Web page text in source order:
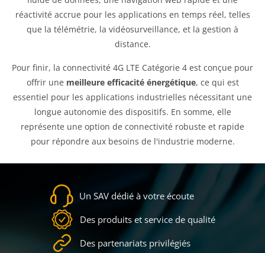
réactivité accrue pour les applications en temps réel, telles
que la télémétrie, la vidéosurveillance, et la gestion à
distance.
Pour finir, la connectivité 4G LTE Catégorie 4 est conçue pour
offrir une meilleure efficacité énergétique, ce qui est
essentiel pour les applications industrielles nécessitant une
longue autonomie des dispositifs. En somme, elle
représente une option de connectivité robuste et rapide
pour répondre aux besoins de l'industrie moderne.
Un SAV dédié à votre écoute
Des produits et service de qualité
Des partenariats privilégiés